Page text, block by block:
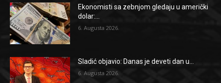
Ekonomisti sa zebnjom gledaju u američki
dolar:...
6. Augusta 2026.
Sladić objavio: Danas je deveti dan u...
6. Augusta 2026.